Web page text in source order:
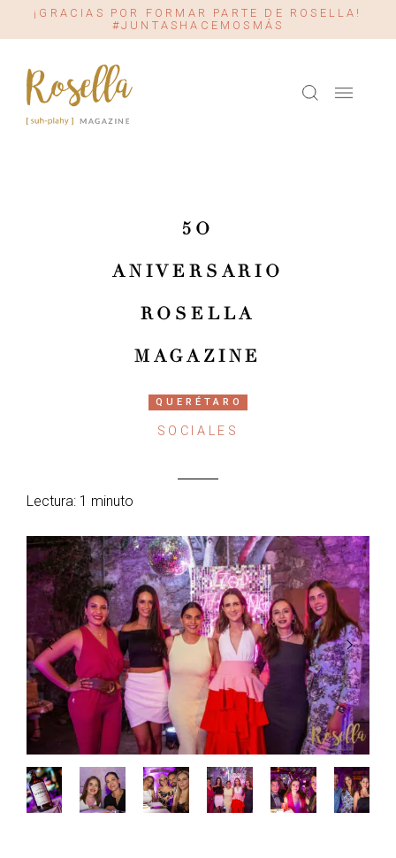
¡GRACIAS POR FORMAR PARTE DE ROSELLA!
#JUNTASHACEMOSMÁS
5O
ANIVERSARIO
ROSELLA
MAGAZINE
QUERÉTARO
SOCIALES
Lectura: 1 minuto